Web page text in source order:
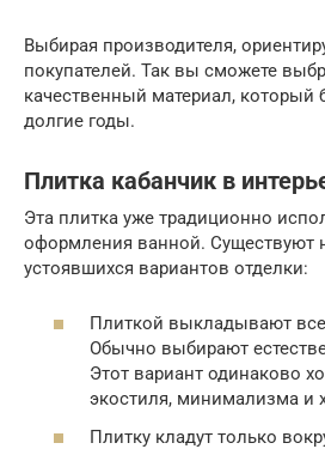
Выбирая производителя,
покупателей. Так вы сможете
качественный материал, который
долгие годы.
Плитка кабанчик в
Эта плитка уже традиционно
оформления ванной. Существуют
устоявшихся вариантов отделки:
Плиткой выкладывают
Обычно выбирают
Этот вариант одинаково
экостиля, минимализма и
Плитку кладут только